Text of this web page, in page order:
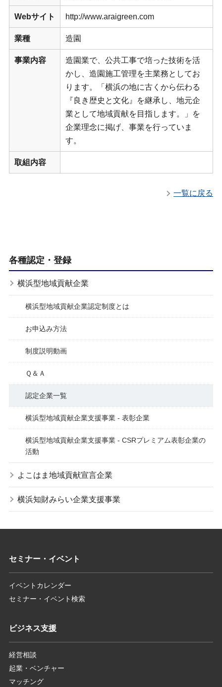
Webサイト http://www.araigreen.com
業種 造園
事業内容
造園業で、公共工事で培った技術を活
かし、造園施工管理を主業務としてお
ります。「横浜の地に古くから伝わる
『良き歴史と文化』を継承し、地元企
業として地域貢献を目指します。」を
企業理念に掲げ、事業を行っていま
す。
取組内容
一覧に戻る
各種認定・登録
横浜型地域貢献企業
横浜型地域貢献企業認定制度とは
お申込み方法
制度説明動画
Ｑ＆Ａ
認定企業一覧
横浜型地域貢献企業支援事業 - 表彰企業
横浜型地域貢献企業支援事業 - CSRプレミアム表彰企業の
活動
よこはま地域貢献宣言企業
横浜知財みらい企業支援事業
セミナー・イベント
イベントカレンダー
セミナー・イベント検索
ビジネス支援
経営相談
起業・ベンチャー
マッチング